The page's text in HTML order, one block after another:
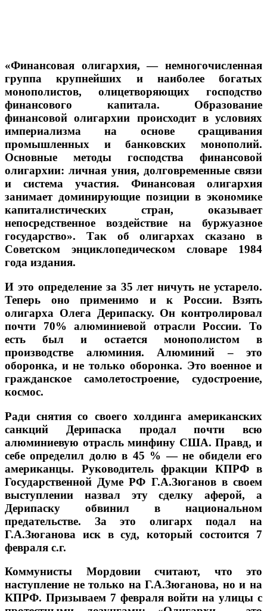
«Финансовая олигархия, — немногочисленная
группа крупнейших и наиболее богатых
монополистов, олицетворяющих господство
финансового капитала. Образование
финансовой олигархии происходит в условиях
империализма на основе сращивания
промышленных и банковских монополий.
Основные методы господства финансовой
олигархии: личная уния, долговременные связи
и система участия. Финансовая олигархия
занимает доминирующие позиции в экономике
капиталистических стран, оказывает
непосредственное воздействие на буржуазное
государство». Так об олигархах сказано в
Советском энциклопедическом словаре 1984
года издания.
И это определение за 35 лет ничуть не устарело.
Теперь оно применимо и к России. Взять
олигарха Олега Дерипаску. Он контролировал
почти 70% алюминиевой отрасли России. То
есть был и остается монополистом в
производстве алюминия. Алюминий – это
оборонка, и не только оборонка. Это военное и
гражданское самолетостроение, судостроение,
космос.
Ради снятия со своего холдинга американских
санкций Дерипаска продал почти всю
алюминиевую отрасль минфину США. Правд, и
себе определил долю в 45 % — не обидели его
американцы. Руководитель фракции КПРФ в
Государственной Думе РФ Г.А.Зюганов в своем
выступлении назвал эту сделку аферой, а
Дерипаску обвинил в национальном
предательстве. За это олигарх подал на
Г.А.Зюганова иск в суд, который состоится 7
февраля с.г.
Коммунисты Мордовии считают, что это
наступление не только на Г.А.Зюганова, но и на
КПРФ. Призываем 7 февраля войти на улицы с